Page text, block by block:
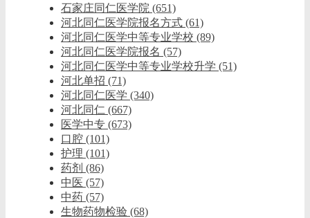
石家庄同仁医学院 (651)
河北同仁医学院报名方式 (61)
河北同仁医学中等专业学校 (89)
河北同仁医学院报名 (57)
河北同仁医学中等专业学校升学 (51)
河北单招 (71)
河北同仁医学 (340)
河北同仁 (667)
医学中专 (673)
口腔 (101)
护理 (101)
药剂 (86)
中医 (57)
中药 (57)
生物药物检验 (68)